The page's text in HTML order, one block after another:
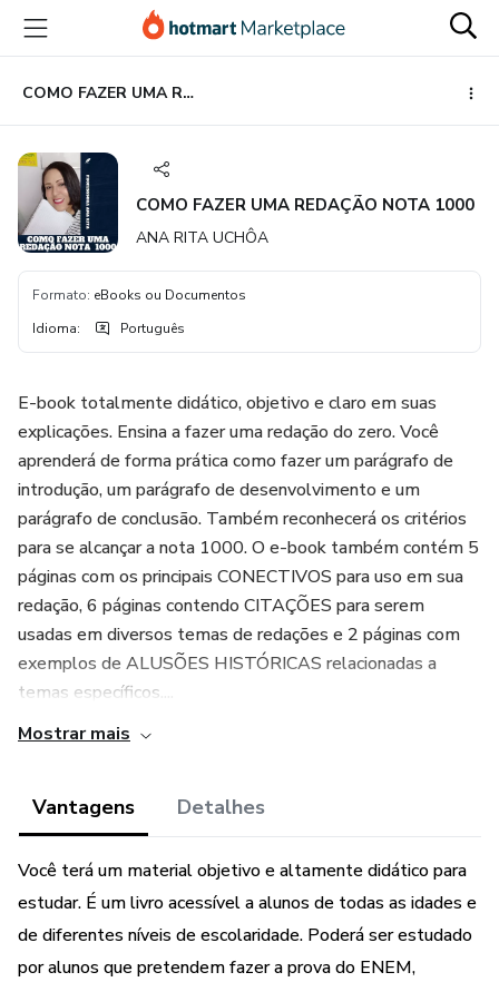
para
conteúdo
principal
para
pagamento
para
rodapé
COMO FAZER UMA REDAÇÃO NOTA 1000
COMO FAZER UMA REDAÇÃO NOTA 1000
ANA RITA UCHÔA
Formato: eBooks ou Documentos
Idioma: Português
E-book totalmente didático, objetivo e claro em suas
explicações. Ensina a fazer uma redação do zero. Você
aprenderá de forma prática como fazer um parágrafo de
introdução, um parágrafo de desenvolvimento e um
parágrafo de conclusão. Também reconhecerá os critérios
para se alcançar a nota 1000. O e-book também contém 5
páginas com os principais CONECTIVOS para uso em sua
redação, 6 páginas contendo CITAÇÕES para serem
usadas em diversos temas de redações e 2 páginas com
exemplos de ALUSÕES HISTÓRICAS relacionadas a
temas específicos....
Mostrar mais
Vantagens Detalhes
Você terá um material objetivo e altamente didático para
estudar. É um livro acessível a alunos de todas as idades e
de diferentes níveis de escolaridade. Poderá ser estudado
por alunos que pretendem fazer a prova do ENEM,